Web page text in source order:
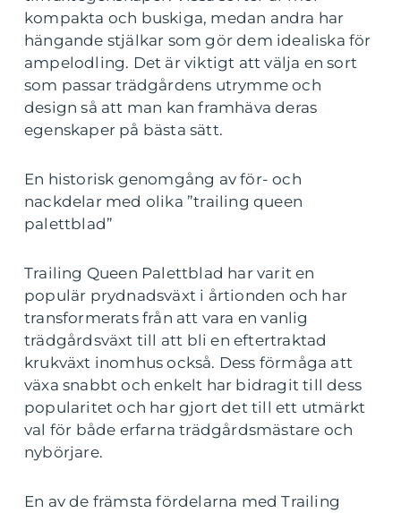
kompakta och buskiga, medan andra har
hängande stjälkar som gör dem idealiska för
ampelodling. Det är viktigt att välja en sort
som passar trädgårdens utrymme och
design så att man kan framhäva deras
egenskaper på bästa sätt.
En historisk genomgång av för- och
nackdelar med olika ”trailing queen
palettblad”
Trailing Queen Palettblad har varit en
populär prydnadsväxt i årtionden och har
transformerats från att vara en vanlig
trädgårdsväxt till att bli en eftertraktad
krukväxt inomhus också. Dess förmåga att
växa snabbt och enkelt har bidragit till dess
popularitet och har gjort det till ett utmärkt
val för både erfarna trädgårdsmästare och
nybörjare.
En av de främsta fördelarna med Trailing